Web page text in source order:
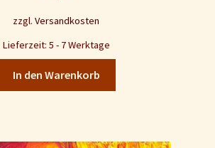
zzgl. Versandkosten
Lieferzeit: 5 - 7 Werktage
In den Warenkorb